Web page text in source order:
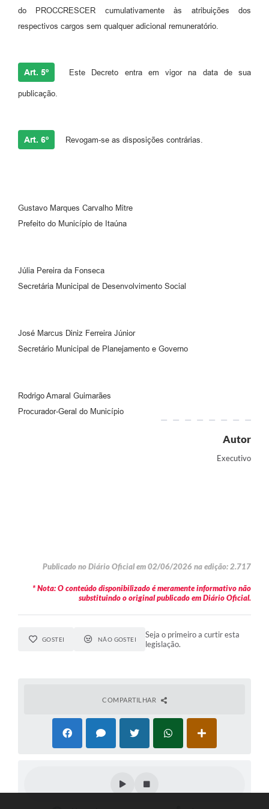
do PROCCRESCER cumulativamente às atribuições dos
respectivos cargos sem qualquer adicional remuneratório.
Art. 5º Este Decreto entra em vigor na data de sua
publicação.
Art. 6º Revogam-se as disposições contrárias.
Gustavo Marques Carvalho Mitre
Prefeito do Município de Itaúna
Júlia Pereira da Fonseca
Secretária Municipal de Desenvolvimento Social
José Marcus Diniz Ferreira Júnior
Secretário Municipal de Planejamento e Governo
Rodrigo Amaral Guimarães
Procurador-Geral do Município
Autor
Executivo
Publicado no Diário Oficial em 02/06/2026 na edição: 2.717
* Nota: O conteúdo disponibilizado é meramente informativo não
substituindo o original publicado em Diário Oficial.
GOSTEI NÃO GOSTEI
Seja o primeiro a curtir esta
legislação.
COMPARTILHAR